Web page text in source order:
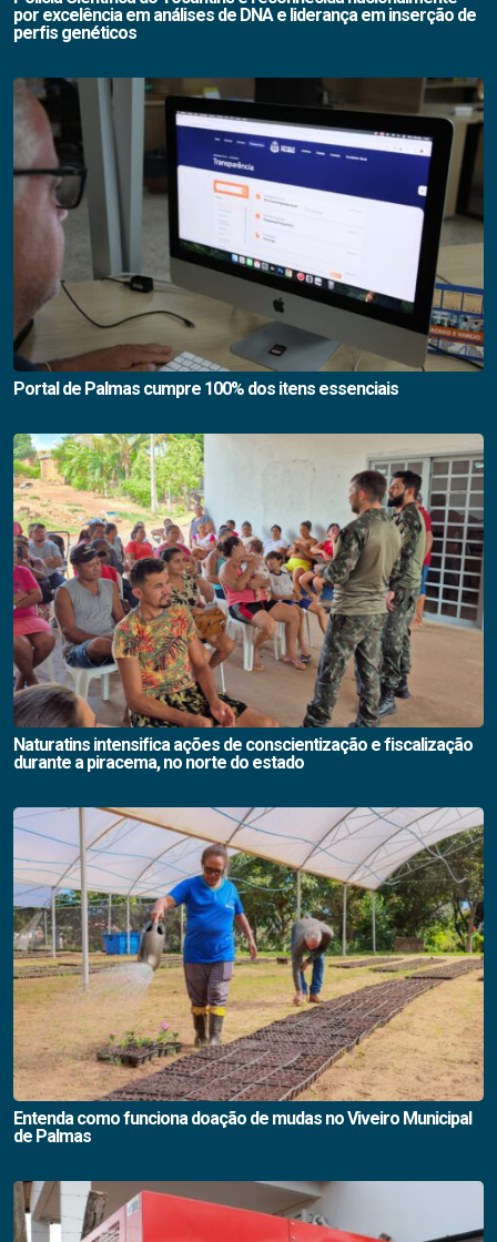
por excelência em análises de DNA e liderança em inserção de
perfis genéticos
Portal de Palmas cumpre 100% dos itens essenciais
Naturatins intensifica ações de conscientização e fiscalização
durante a piracema, no norte do estado
Entenda como funciona doação de mudas no Viveiro Municipal
de Palmas